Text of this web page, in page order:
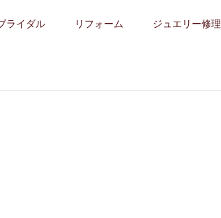
ライダル リフォーム ジュエリー修理